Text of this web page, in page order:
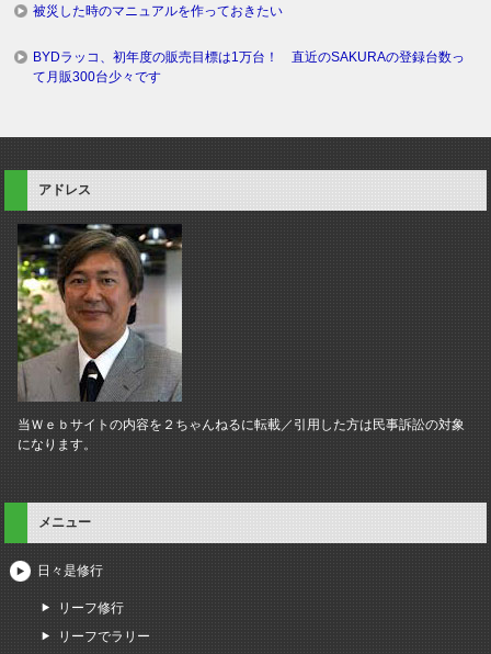
被災した時のマニュアルを作っておきたい
BYDラッコ、初年度の販売目標は1万台！ 直近のSAKURAの登録台数っ
て月販300台少々です
アドレス
当Ｗｅｂサイトの内容を２ちゃんねるに転載／引用した方は民事訴訟の対象
になります。
メニュー
日々是修行
リーフ修行
リーフでラリー